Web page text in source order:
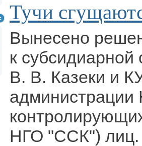
Тучи
Вынесено
к субсидиарной
В. В. Казеки и
администрации
НГО "ССК")